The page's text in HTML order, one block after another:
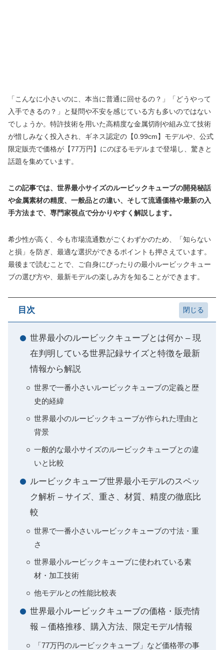
「こんなに小さいのに、本当に普通に回せるの？」「どうやって
入手できるの？」と疑問や不安を感じている方も多いのではない
でしょうか。特許技術を用いた高精度な金属切削や組み立て技術
が惜しみなく投入され、ギネス認定の【0.99cm】モデルや、公式
限定販売で価格が【77万円】にのぼるモデルまで登場し、驚きと
話題を集めています。
この記事では、世界最小サイズのルービックキューブの開発秘話
や金属素材の精度、一般品との違い、そして流通価格や最新の入
手方法まで、専門家視点で分かりやすく解説します。
希少性が高く、今も市場流通数がごくわずかのため、「知らない
と損」を防ぎ、最適な選択ができるポイントも押さえています。
最後まで読むことで、ご自身にぴったりの最小ルービックキュー
ブの選び方や、最新モデルの楽しみ方を知ることができます。
目次
世界最小のルービックキューブとは何か – 現
在判明している世界記録サイズと特徴を最新
情報から解説
世界で一番小さいルービックキューブの定義と歴
史的経緯
世界最小のルービックキューブが作られた理由と
背景
一般的な最小サイズのルービックキューブとの違
いと比較
ルービックキューブ世界最小モデルのスペッ
ク解析 – サイズ、重さ、材質、精度の徹底比
較
世界で一番小さいルービックキューブの寸法・重
さ
世界最小ルービックキューブに使われている素
材・加工技術
他モデルとの性能比較表
世界最小ルービックキューブの価格・販売情
報 – 価格推移、購入方法、限定モデル情報
「77万円のルービックキューブ」など価格帯の事